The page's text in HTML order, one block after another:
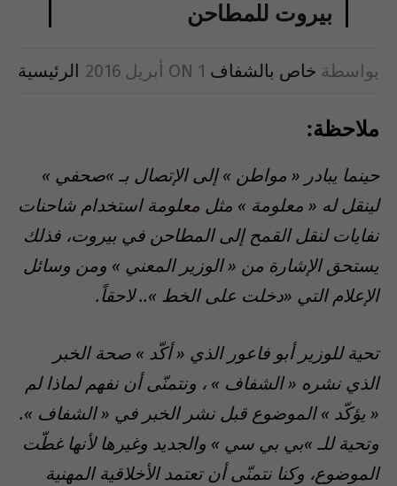
بيروت للمطاحن
بواسطة خاص بالشفاف ON 1 أبريل 2016 الرئيسية
ملاحظة:
حينما يبادر « مواطن » إلى الإتصال بـ »صحفي »
لينقل له « معلومة » مثل معلومة استخدام شاحنات
نفايات لنقل القمح إلى المطاحن في بيروت، فذلك
يستحق الإشارة من « الوزير المعني » ومن وسائل
الإعلام التي «دخلت على الخط ».. لاحقاً.
تحية للوزير أبو فاعور الذي « أكّد » صحة الخبر
الذي نشره « الشفاف » ، ونتمنّى أن نفهم لماذا لم
« يؤكّد » الموضوع قبل نشر الخبر في « الشفاف ».
وتحية للـ »بي بي سي » والجديد وغيرها لأنها غطّت
الموضوع، وكنا نتمنّى أن تعتمد الأخلاقية المهنية